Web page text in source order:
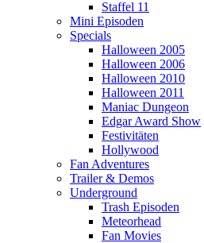
Staffel 11
Mini Episoden
Specials
Halloween 2005
Halloween 2006
Halloween 2010
Halloween 2011
Maniac Dungeon
Edgar Award Show
Festivitäten
Hollywood
Fan Adventures
Trailer & Demos
Underground
Trash Episoden
Meteorhead
Fan Movies